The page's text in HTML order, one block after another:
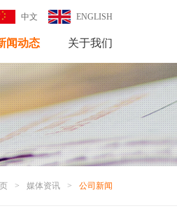
中文 ENGLISH
闻动态 关于我们
媒体资讯 公司新闻